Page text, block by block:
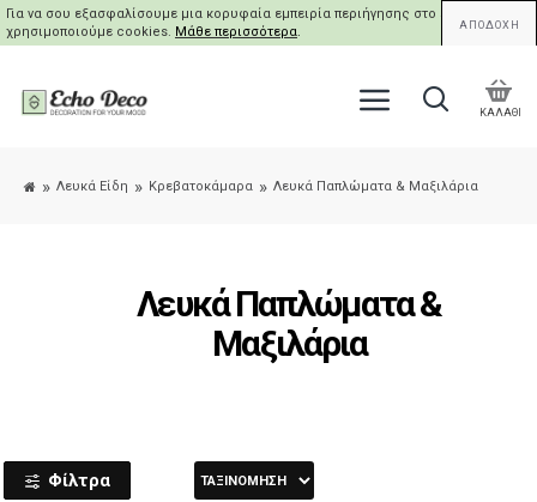
Για να σου εξασφαλίσουμε μια κορυφαία εμπειρία περιήγησης στο site μας,
χρησιμοποιούμε cookies. Μάθε περισσότερα. ΑΠΟΔΟΧΗ
ΚΑΛΑΘΙ
Λευκά Είδη Κρεβατοκάμαρα Λευκά Παπλώματα & Μαξιλάρια
Λευκά Παπλώματα &
Μαξιλάρια
Φίλτρα